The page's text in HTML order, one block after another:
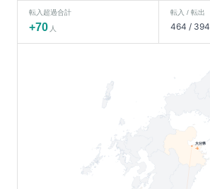
転入超過合計
+70 人
転入 / 転出
464 / 394
大分県
-6